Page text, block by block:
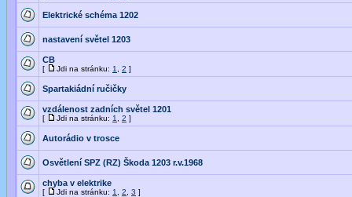
Elektrické schéma 1202
nastavení světel 1203
CB
[ Jdi na stránku: 1 2 ]
Spartakiádní ručičky
vzdálenost zadních světel 1201
[ Jdi na stránku: 1 2 ]
Autorádio v trosce
Osvětlení SPZ (RZ) Škoda 1203 r.v.1968
chyba v elektrike
[ Jdi na stránku: 1 2 3 ]